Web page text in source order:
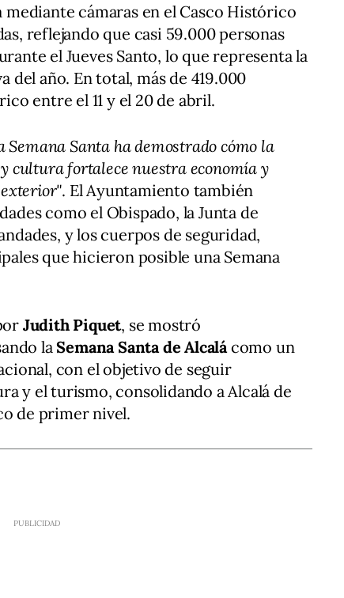
cámaras en el Casco Histórico
reflejando que casi 59.000 personas
el Jueves Santo, lo que representa la
año. En total, más de 419.000
entre el 11 y el 20 de abril.
Semana Santa ha demostrado cómo la
cultura fortalece nuestra economía y
. El Ayuntamiento también
como el Obispado, la Junta de
y los cuerpos de seguridad,
que hicieron posible una Semana
Judith Piquet, se mostró
laSemana Santa de Alcalá como un
con el objetivo de seguir
y el turismo, consolidando a Alcalá de
de primer nivel.